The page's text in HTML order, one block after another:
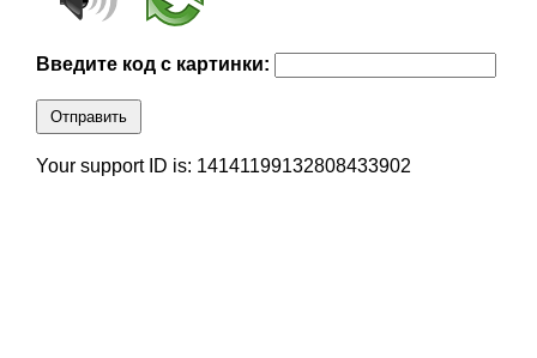
Введите код с картинки:
Отправить
Your support ID is: 14141199132808433902